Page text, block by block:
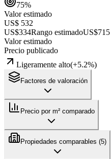
75%
Valor estimado
US$ 532
US$334Rango estimadoUS$715
Valor estimado
Precio publicado
Ligeramente alto(+5.2%)
Factores de valoración
Precio por m² comparado
Propiedades comparables (5)